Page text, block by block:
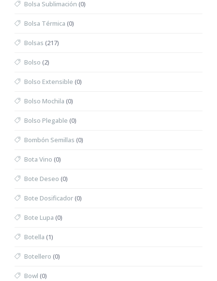
Bolsa Sublimación (0)
Bolsa Térmica (0)
Bolsas (217)
Bolso (2)
Bolso Extensible (0)
Bolso Mochila (0)
Bolso Plegable (0)
Bombón Semillas (0)
Bota Vino (0)
Bote Deseo (0)
Bote Dosificador(0)
Bote Lupa (0)
Botella (1)
Botellero (0)
Bowl (0)